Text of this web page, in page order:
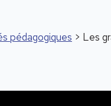
pédagogiques > Les